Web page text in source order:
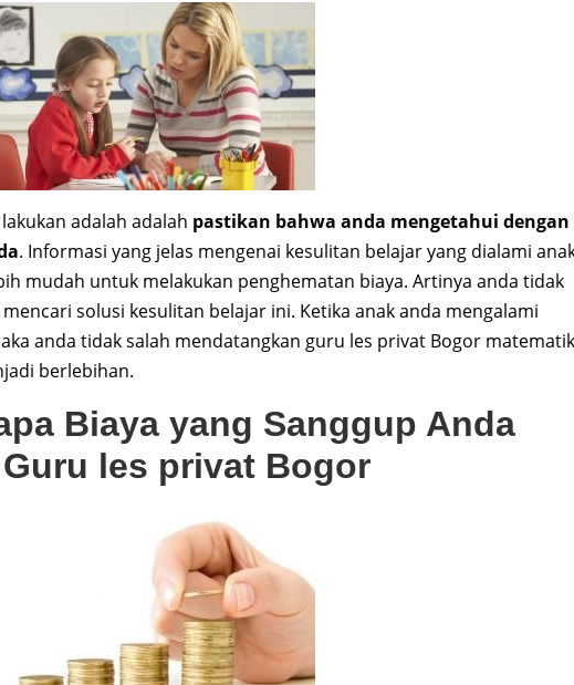
adalah adalah pastikan bahwa anda mengetahui dengan
. Informasi yang jelas mengenai kesulitan belajar yang dialami
mudah untuk melakukan penghematan biaya. Artinya anda tidak
solusi kesulitan belajar ini. Ketika anak anda mengalami
anda tidak salah mendatangkan guru les privat Bogor
berlebihan.
Biaya yang Sanggup Anda
les privat Bogor